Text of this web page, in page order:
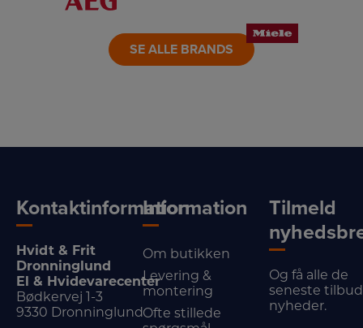
LINK
SE ALLE BRANDS
Kontaktinformation
Hvidt & Frit
Dronninglund
El & Hvidevarecenter
Bødkervej 1-3
9330 Dronninglund
Information
Om butikken
Levering &
montering
Ofte stillede
Tilmeld
Og få alle de
seneste
nyheder.